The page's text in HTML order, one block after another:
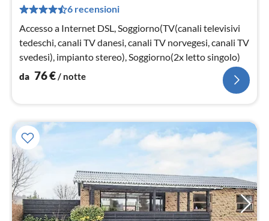
6 recensioni
Accesso a Internet DSL, Soggiorno(TV(canali televisivi
tedeschi, canali TV danesi, canali TV norvegesi, canali TV
svedesi), impianto stereo), Soggiorno(2x letto singolo)
da 76€/ notte